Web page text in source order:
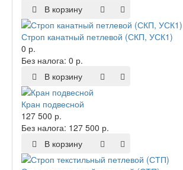
В корзину
Строп канатный петлевой (СКП, УСК1)
0 р.
Без налога: 0 р.
В корзину
Кран подвесной
127 500 р.
Без налога: 127 500 р.
В корзину